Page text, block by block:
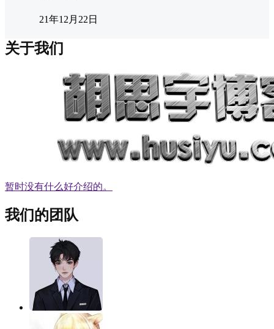
21年12月22日
关于我们
暂时没有什么好介绍的。
我们的团队